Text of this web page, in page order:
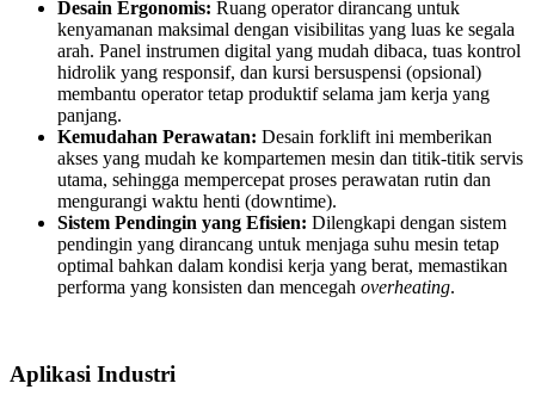
Desain Ergonomis: Ruang operator dirancang untuk
kenyamanan maksimal dengan visibilitas yang luas ke segala
arah. Panel instrumen digital yang mudah dibaca, tuas kontrol
hidrolik yang responsif, dan kursi bersuspensi (opsional)
membantu operator tetap produktif selama jam kerja yang
panjang.
Kemudahan Perawatan: Desain forklift ini memberikan
akses yang mudah ke kompartemen mesin dan titik-titik servis
utama, sehingga mempercepat proses perawatan rutin dan
mengurangi waktu henti (downtime).
Sistem Pendingin yang Efisien: Dilengkapi dengan sistem
pendingin yang dirancang untuk menjaga suhu mesin tetap
optimal bahkan dalam kondisi kerja yang berat, memastikan
performa yang konsisten dan mencegah overheating.
Aplikasi Industri